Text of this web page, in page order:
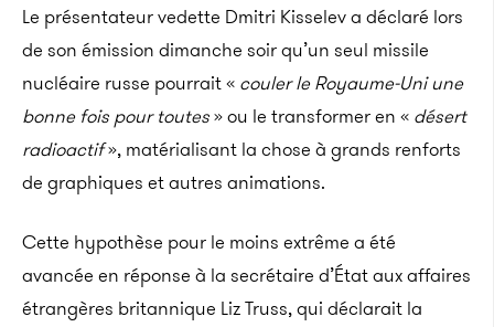
Le présentateur vedette Dmitri Kisselev a déclaré lors
de son émission dimanche soir qu’un seul missile
nucléaire russe pourrait « couler le Royaume-Uni une
bonne fois pour toutes» ou le transformer en « désert
radioactif», matérialisant la chose à grands renforts
de graphiques et autres animations.
Cette hypothèse pour le moins extrême a été
avancée en réponse à la secrétaire d’État aux affaires
étrangères britannique Liz Truss, qui déclarait la